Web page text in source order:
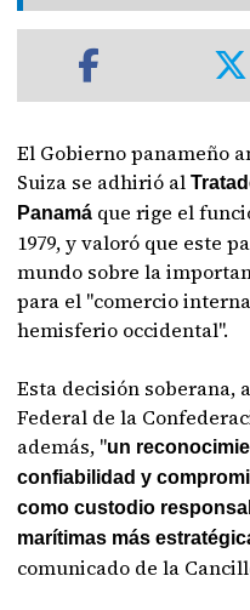
El Gobierno panameño
Suiza se adhirió al
Panamá que rige el
1979, y valoró que este
mundo sobre la
para el "comercio
hemisferio occidental".
Esta decisión soberana,
Federal de la
además, "un
confiabilidad y
como custodio
marítimas más
comunicado de la